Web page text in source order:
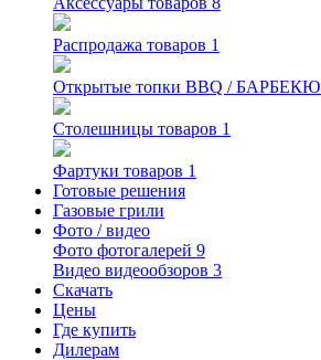
Распродажа товаров 1
Открытые топки BBQ / БАРБЕКЮ
Столешницы товаров 1
Фартуки товаров 1
Готовые решения
Газовые грили
Фото / видео
Фото фотогалерей 9
Видео видеообзоров 3
Скачать
Цены
Где купить
Дилерам